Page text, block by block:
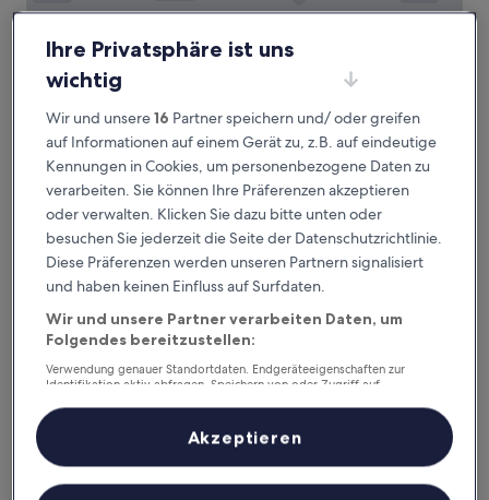
Hotel Cesarskie Ogrody
3.0-
Sterne-
Unterkunft
1 km von Christuskirche entfernt
8.4
von
10,
Sehr
gut,
(385
8,4/10 Sehr gut (385 Bewertungen)
Preis
beträgt
inkl. Steuern & Gebühren
31. Aug.–1. Sept.
Ihre Privatsphäre ist uns
wichtig
Wir und unsere16 Partner speichern und/ oder greifen
auf Informationen auf einem Gerät zu, z.B. auf eindeutige
Kennungen in Cookies, um personenbezogene Daten zu
verarbeiten. Sie können Ihre Präferenzen akzeptieren
oder verwalten. Klicken Sie dazu bitte unten oder
besuchen Sie jederzeit die Seite der Datenschutzrichtlinie.
Diese Präferenzen werden unseren Partnern signalisiert
und haben keinen Einfluss auf Surfdaten.
Wir und unsere Partner verarbeiten Daten, um
Folgendes bereitzustellen:
Verwendung genauer Standortdaten. Endgeräteeigenschaften zur
Identifikation aktiv abfragen. Speichern von oder Zugriff auf
Inhalte, Messung von Werbeleistung und der Performance von Inhalten,
Zielgruppenforschung sowie Entwicklung und Verbesserung von
Liste der Partner (Lieferanten)
Akzeptieren